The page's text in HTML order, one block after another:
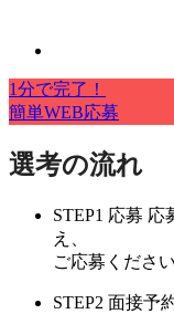
1分で完了！
簡単WEB応募
選考の流れ
STEP1 応募 応
え、
ご応募ください
STEP2 面接予